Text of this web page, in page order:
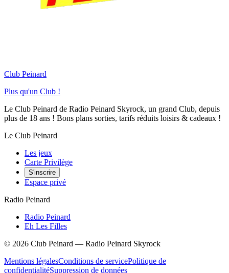
Club Peinard
Plus qu'un Club !
Le Club Peinard de Radio Peinard Skyrock, un grand Club, depuis
plus de 18 ans ! Bons plans sorties, tarifs réduits loisirs & cadeaux !
Le Club Peinard
Les jeux
Carte Privilège
S'inscrire
Espace privé
Radio Peinard
Radio Peinard
Eh Les Filles
© 2026 Club Peinard — Radio Peinard Skyrock
Mentions légalesConditions de servicePolitique de
confidentialitéSuppression de données